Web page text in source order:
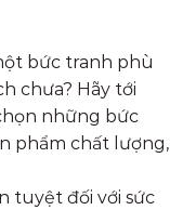
bức tranh phù
chưa? Hãy tới
những bức
phẩm chất lượng,
tuyệt đối với sức